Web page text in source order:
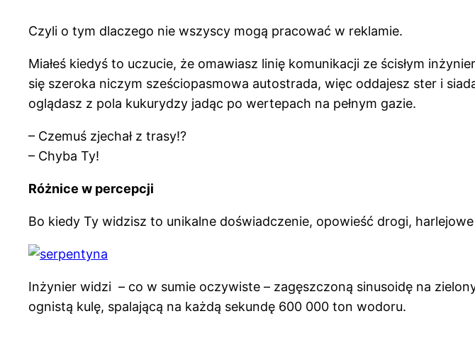
Czyli o tym dlaczego nie wszyscy mogą pracować w reklamie.
Miałeś kiedyś to uczucie, że omawiasz linię komunikacji ze ścisłym
się szeroka niczym sześciopasmowa autostrada, więc oddajesz ster i
oglądasz z pola kukurydzy jadąc po wertepach na pełnym gazie.
– Czemuś zjechał z trasy!?
– Chyba Ty!
Różnice w percepcji
Bo kiedy Ty widzisz to unikalne doświadczenie, opowieść drogi,
Inżynier widzi – co w sumie oczywiste – zagęszczoną sinusoidę na
ognistą kulę, spalającą na każdą sekundę 600 000 ton wodoru.